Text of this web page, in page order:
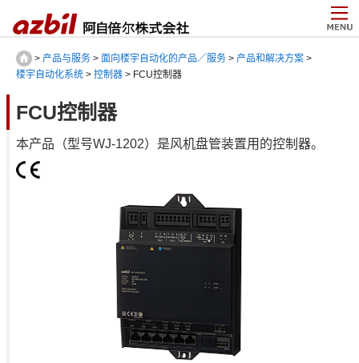
> 产品与服务 > 面向楼宇自动化的产品／服务 > 产品和解决方案 >
楼宇自动化系统 > 控制器 > FCU控制器
FCU控制器
本产品（型号WJ-1202）是风机盘管装置用的控制器。